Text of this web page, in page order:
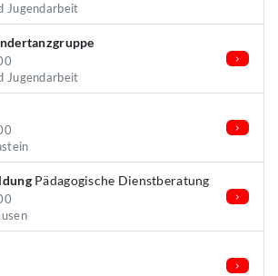
Jugendarbeit
Jugendarbeit
Pädagogische Dienstberatung